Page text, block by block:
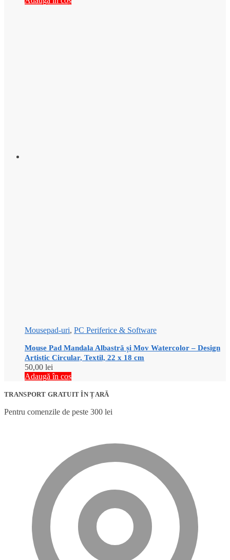
Mousepad-uri, PC Periferice & Software
Mouse Pad Mandala Albastră și Mov Watercolor – Design
Artistic Circular, Textil, 22 x 18 cm
50,00 lei
Adaugă în coș
TRANSPORT GRATUIT ÎN ȚARĂ
Pentru comenzile de peste 300 lei